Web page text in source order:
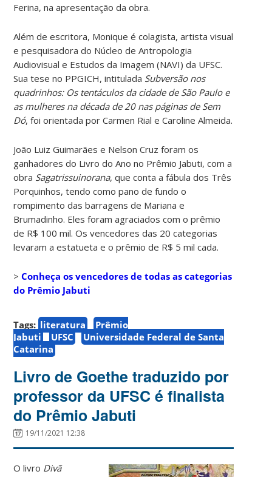
Ferina, na apresentação da obra.
Além de escritora, Monique é colagista, artista visual
e pesquisadora do Núcleo de Antropologia
Audiovisual e Estudos da Imagem (NAVI) da UFSC.
Sua tese no PPGICH, intitulada Subversão nos
quadrinhos: Os tentáculos da cidade de São Paulo e
as mulheres na década de 20 nas páginas de Sem
Dó, foi orientada por Carmen Rial e Caroline Almeida.
João Luiz Guimarães e Nelson Cruz foram os
ganhadores do Livro do Ano no Prêmio Jabuti, com a
obra Sagatrissuinorana, que conta a fábula dos Três
Porquinhos, tendo como pano de fundo o
rompimento das barragens de Mariana e
Brumadinho. Eles foram agraciados com o prêmio
de R$ 100 mil. Os vencedores das 20 categorias
levaram a estatueta e o prêmio de R$ 5 mil cada.
>Conheça os vencedores de todas as categorias
do Prêmio Jabuti
Tags: literatura
Prêmio
Jabuti
UFSC
Universidade Federal de Santa
Catarina
Livro de Goethe traduzido por
professor da UFSC é finalista
do Prêmio Jabuti
19/11/2021 12:38
O livro Divã